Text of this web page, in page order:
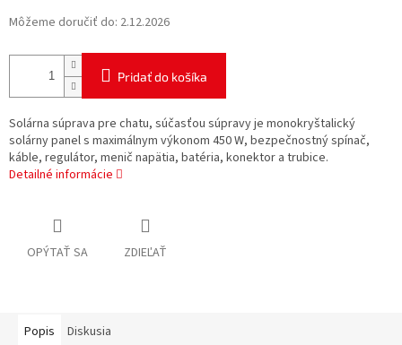
Môžeme doručiť do: 2.12.2026
Pridať do košíka
Solárna súprava pre chatu, súčasťou súpravy je monokryštalický
solárny panel s maximálnym výkonom 450 W, bezpečnostný spínač,
káble, regulátor, menič napätia, batéria, konektor a trubice.
Detailné informácie
OPÝTAŤ SA ZDIEĽAŤ
Popis Diskusia